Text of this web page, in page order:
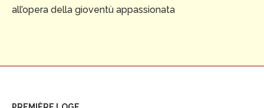
all’opera della gioventù appassionata